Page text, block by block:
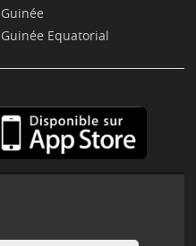
Guinée
Guinée Equatorial